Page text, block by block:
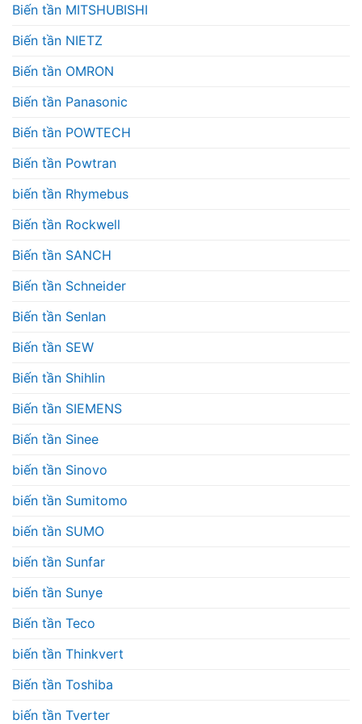
Biến tần MITSHUBISHI
Biến tần NIETZ
Biến tần OMRON
Biến tần Panasonic
Biến tần POWTECH
Biến tần Powtran
biến tần Rhymebus
Biến tần Rockwell
Biến tần SANCH
Biến tần Schneider
Biến tần Senlan
Biến tần SEW
Biến tần Shihlin
Biến tần SIEMENS
Biến tần Sinee
biến tần Sinovo
biến tần Sumitomo
biến tần SUMO
biến tần Sunfar
biến tần Sunye
Biến tần Teco
biến tần Thinkvert
Biến tần Toshiba
biến tần Tverter